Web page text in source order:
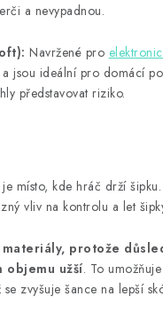
a nevypadnou.
Navržené pro
jsou ideální pro domácí
představovat riziko.
místo, kde hráč drží
vliv na kontrolu a let
materiály, protože
objemu užší. To
zvyšuje šance na lepší